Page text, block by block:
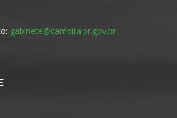
gabinete@cambira.pr.gov.br